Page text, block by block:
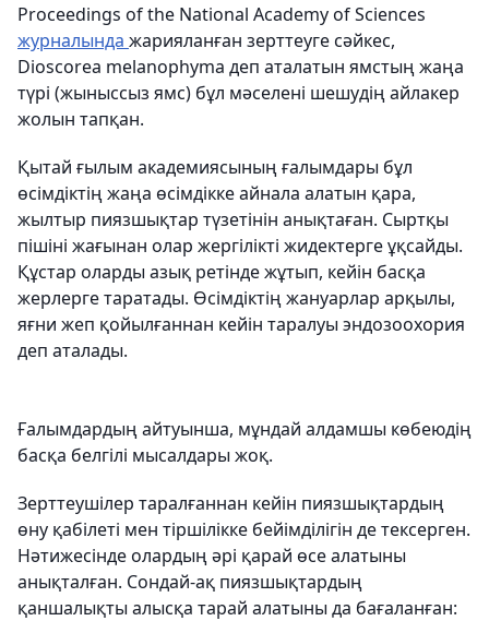
Proceedings of the National Academy of Sciences
журналында жарияланған зерттеуге сәйкес,
Dioscorea melanophyma деп аталатын ямстың жаңа
түрі (жыныссыз ямс) бұл мәселені шешудің айлакер
жолын тапқан.
Қытай ғылым академиясының ғалымдары бұл
өсімдіктің жаңа өсімдікке айнала алатын қара,
жылтыр пиязшықтар түзетінін анықтаған. Сыртқы
пішіні жағынан олар жергілікті жидектерге ұқсайды.
Құстар оларды азық ретінде жұтып, кейін басқа
жерлерге таратады. Өсімдіктің жануарлар арқылы,
яғни жеп қойылғаннан кейін таралуы эндозоохория
деп аталады.
Ғалымдардың айтуынша, мұндай алдамшы көбеюдің
басқа белгілі мысалдары жоқ.
Зерттеушілер таралғаннан кейін пиязшықтардың
өну қабілеті мен тіршілікке бейімділігін де тексерген.
Нәтижесінде олардың әрі қарай өсе алатыны
анықталған. Сондай-ақ пиязшықтардың
қаншалықты алысқа тарай алатыны да бағаланған: